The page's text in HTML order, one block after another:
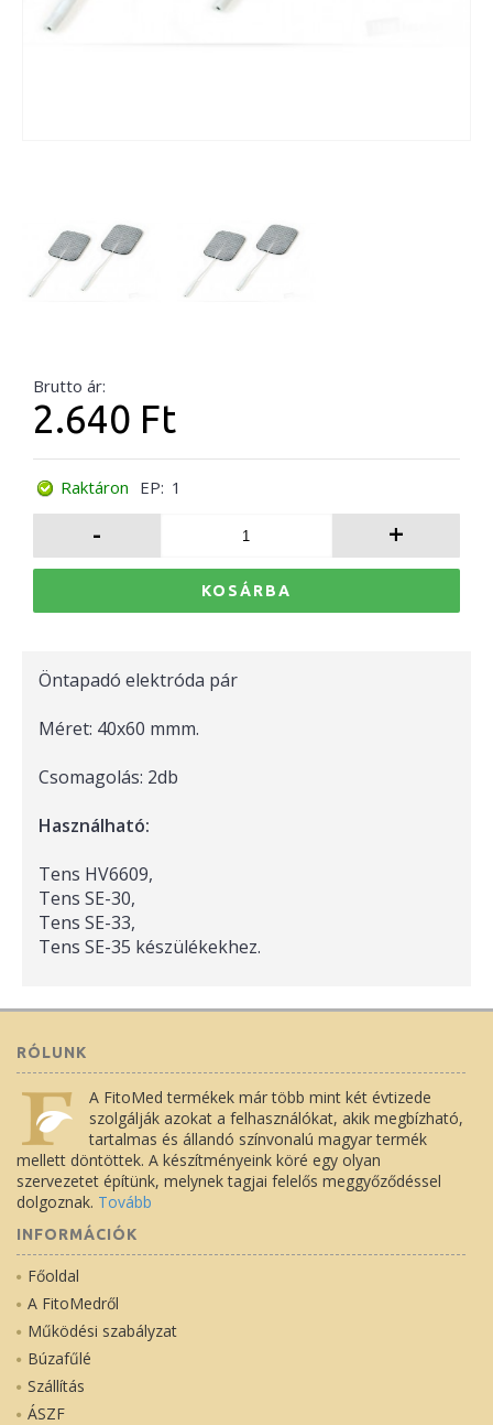
Brutto ár:
2.640 Ft
Raktáron EP: 1
- +
KOSÁRBA
Öntapadó elektróda pár
Méret: 40x60 mmm.
Csomagolás: 2db
Használható:
Tens HV6609,
Tens SE-30,
Tens SE-33,
Tens SE-35 készülékekhez.
RÓLUNK
A FitoMed termékek már több mint két évtizede
szolgálják azokat a felhasználókat, akik megbízható,
tartalmas és állandó színvonalú magyar termék
mellett döntöttek. A készítményeink köré egy olyan
szervezetet építünk, melynek tagjai felelős meggyőződéssel
dolgoznak. Tovább
INFORMÁCIÓK
Főoldal
A FitoMedről
Működési szabályzat
Búzafűlé
Szállítás
ÁSZF